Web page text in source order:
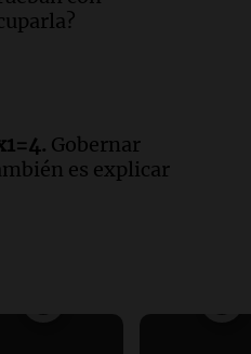
Gobernar
es explicar